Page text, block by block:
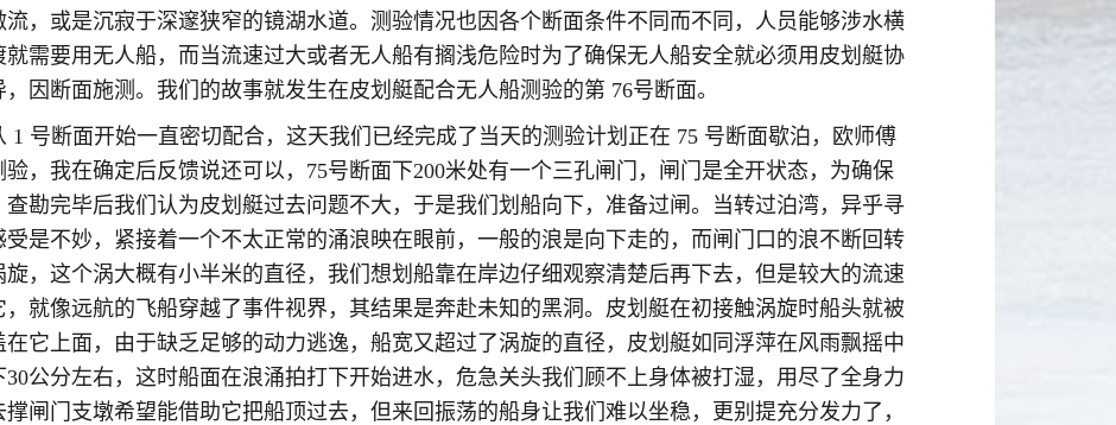
，或是沉寂于深邃狭窄的镜湖水道。测验情况也因各个断面条件不同而不同，人员能够涉水横
需要用无人船，而当流速过大或者无人船有搁浅危险时为了确保无人船安全就必须用皮划艇协
因断面施测。我们的故事就发生在皮划艇配合无人船测验的第 76号断面。
1 号断面开始一直密切配合，这天我们已经完成了当天的测验计划正在 75 号断面歇泊，欧师傅
，我在确定后反馈说还可以，75号断面下200米处有一个三孔闸门，闸门是全开状态，为确保
勘完毕后我们认为皮划艇过去问题不大，于是我们划船向下，准备过闸。当转过泊湾，异乎寻
是不妙，紧接着一个不太正常的涌浪映在眼前，一般的浪是向下走的，而闸门口的浪不断回转
，这个涡大概有小半米的直径，我们想划船靠在岸边仔细观察清楚后再下去，但是较大的流速
就像远航的飞船穿越了事件视界，其结果是奔赴未知的黑洞。皮划艇在初接触涡旋时船头就被
它上面，由于缺乏足够的动力逃逸，船宽又超过了涡旋的直径，皮划艇如同浮萍在风雨飘摇中
公分左右，这时船面在浪涌拍打下开始进水，危急关头我们顾不上身体被打湿，用尽了全身力
闸门支墩希望能借助它把船顶过去，但来回振荡的船身让我们难以坐稳，更别提充分发力了，